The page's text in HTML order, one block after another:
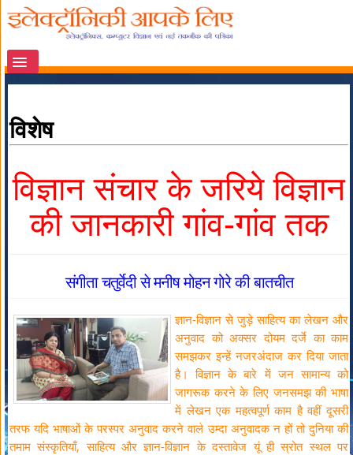
विशेष
विज्ञान संचार के जरिये विज्ञान
की जानकारी गांव-गांव तक
संगीता चतुर्वेदी से मनीष मोहन गोरे की बातचीत
ज्ञान-विज्ञान से जुड़े साहित्य का लेखन और
अनुवाद को अक्सर दोयम दर्जे का काम
समझकर इन्हें नजरअंदाज कर दिया जाता
है। विज्ञान के बारे में जन सामान्य को
जागरूक करने के लिए जनसमझ की भाषा
में लेखन एक महत्वपूर्ण काम है वहीं दूसरी
तरफ यदि भाषाओं के परस्पर अनुवाद करने वाले उम्दा अनुवादक न हों तो दुनिया की
तमाम संस्कृतियाँ, साहित्य और ज्ञान-विज्ञान के दस्तावेज यूं ही स्रोत स्थल पर